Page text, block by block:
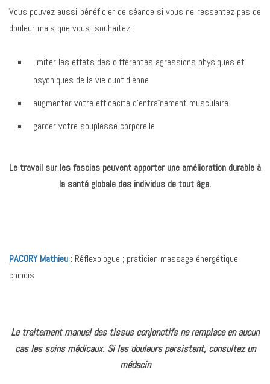
Vous pouvez aussi bénéficier de séance si vous ne ressentez pas de
douleur mais que vous souhaitez :
limiter les effets des différentes agressions physiques et
psychiques de la vie quotidienne
augmenter votre efficacité d’entraînement musculaire
garder votre souplesse corporelle
Le travail sur les fascias peuvent apporter une amélioration durable à
la santé globale des individus de tout âge.
PACORY Mathieu : Réflexologue ; praticien massage énergétique
chinois
Le traitement manuel des tissus conjonctifs ne remplace en aucun
cas les soins médicaux. Si les douleurs persistent, consultez un
médecin